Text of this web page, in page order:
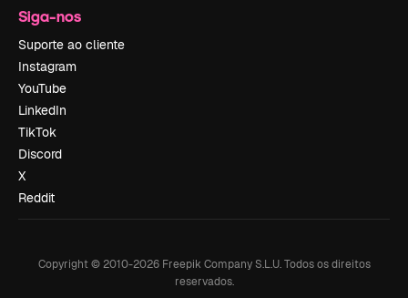
Siga-nos
Suporte ao cliente
Instagram
YouTube
LinkedIn
TikTok
Discord
X
Reddit
Copyright © 2010-2026Freepik Company S.L.U. Todos os direitos
reservados.